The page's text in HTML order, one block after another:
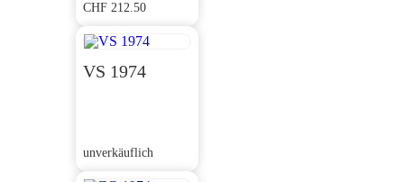
CHF 212.50
VS 1974
unverkäuflich